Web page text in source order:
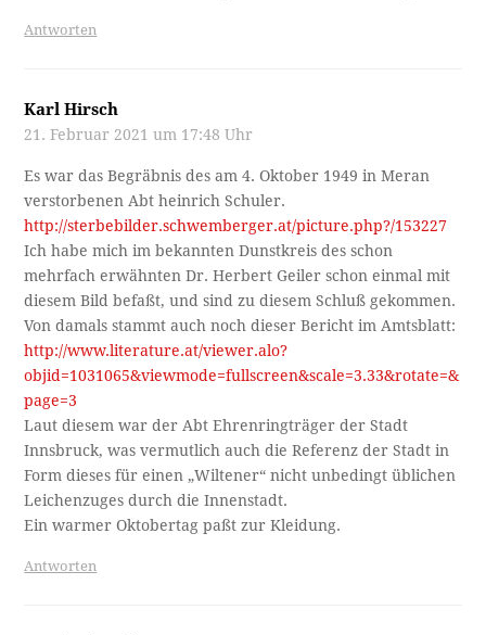
Antworten
Karl Hirsch
21. Februar 2021 um 17:48 Uhr
Es war das Begräbnis des am 4. Oktober 1949 in Meran
verstorbenen Abt heinrich Schuler.
http://sterbebilder.schwemberger.at/picture.php?/153227
Ich habe mich im bekannten Dunstkreis des schon
mehrfach erwähnten Dr. Herbert Geiler schon einmal mit
diesem Bild befaßt, und sind zu diesem Schluß gekommen.
Von damals stammt auch noch dieser Bericht im Amtsblatt:
http://www.literature.at/viewer.alo?
objid=1031065&viewmode=fullscreen&scale=3.33&rotate=&
page=3
Laut diesem war der Abt Ehrenringträger der Stadt
Innsbruck, was vermutlich auch die Referenz der Stadt in
Form dieses für einen „Wiltener“ nicht unbedingt üblichen
Leichenzuges durch die Innenstadt.
Ein warmer Oktobertag paßt zur Kleidung.
Antworten